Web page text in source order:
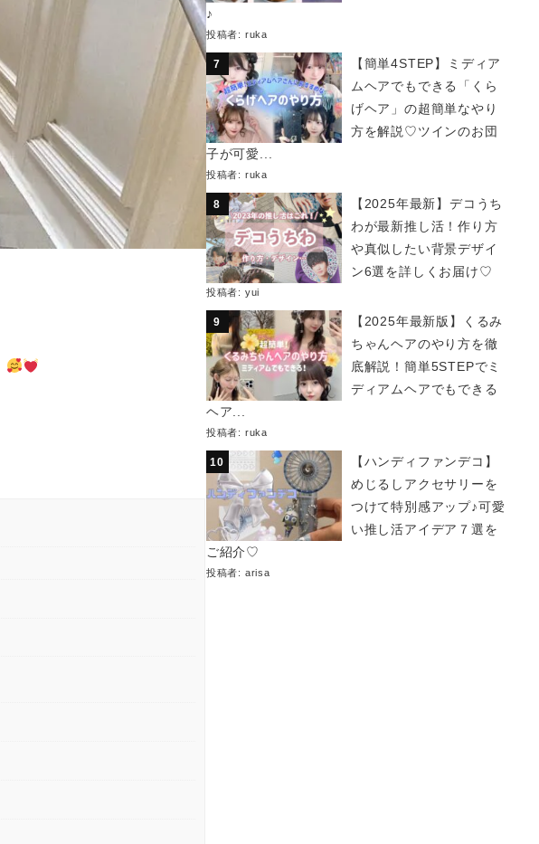
♪
投稿者: ruka
【簡単4STEP】ミディア
ムヘアでもできる「くら
げヘア」の超簡単なやり
方を解説♡ツインのお団
子が可愛...
投稿者: ruka
【2025年最新】デコうち
わが最新推し活！作り方
や真似したい背景デザイ
ン6選を詳しくお届け♡
投稿者: yui
【2025年最新版】くるみ
ちゃんヘアのやり方を徹
底解説！簡単5STEPでミ
ディアムヘアでもできる
ヘア...
投稿者: ruka
【ハンディファンデコ】
めじるしアクセサリーを
つけて特別感アップ♪可愛
い推し活アイデア７選を
ご紹介♡
投稿者: arisa